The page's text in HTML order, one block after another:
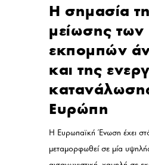
Η σημασία
μείωσης των
εκπομπών
και της
Ευρώπη
Η Ευρωπαϊκή Ένωση έχει
μεταμορφωθεί σε μία